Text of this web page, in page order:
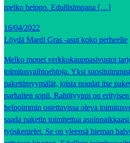
melko helppo. Edullisimpana […]
16/04/2022
Löydä Mardi Gras -asut koko perheelle
Melko monet verkkokauppasivustot
toimitusvaihtoehtoja. Yksi
pakettimyymälät, joista noudat itse
parhaiten sopii. Rahtityyppi on
helpoimmin ostettavissa oleva
saada paketin toimitettua
työskentelet. Se on yleensä hieman